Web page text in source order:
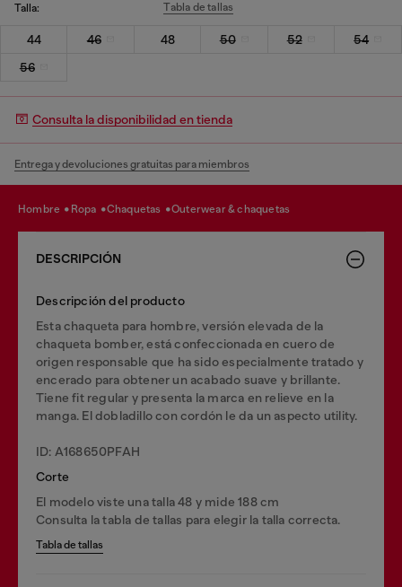
Talla: Tabla de tallas
44 46 48 50 52
54
56
Consulta la disponibilidad en tienda
Entrega y devoluciones gratuitas para miembros
hombre ropa chaquetas outerwear & chaquetas
DESCRIPCIÓN
Descripción del producto
Esta chaqueta para hombre, versión elevada de la
chaqueta bomber, está confeccionada en cuero de
origen responsable que ha sido especialmente tratado y
encerado para obtener un acabado suave y brillante.
Tiene fit regular y presenta la marca en relieve en la
manga. El dobladillo con cordón le da un aspecto utility.
ID: A168650PFAH
Corte
El modelo viste una talla 48 y mide 188 cm
Consulta la tabla de tallas para elegir la talla correcta.
Tabla de tallas